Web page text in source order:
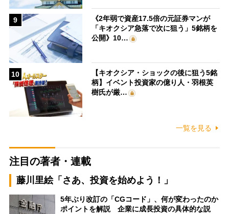
9
《2年弱で資産17.5倍の元証券マンが
「キオクシア急落で次に狙う」5銘柄を
公開》10…
10
【キオクシア・ショックの後に狙う5銘
柄】イベント投資家の億り人・羽根英
樹氏が厳…
一覧を見る
注目の著者・連載
藤川里絵「さあ、投資を始めよう！」
5年ぶり改訂の「CGコード」、何が変わったのか
ポイントを解説 企業に成長投資の具体的な説